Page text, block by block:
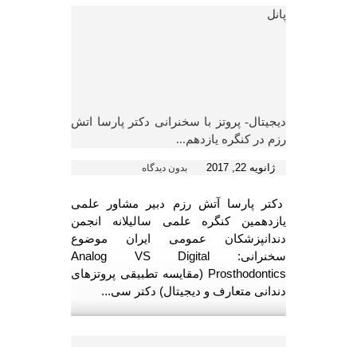
پانل
دیجیتال- پروتز با سخنرانی دکتر پارسا اتش
رزم در کنگره یازدهم...
ژانویه 22, 2017 بدون دیدگاه
دکتر پارسا آتش رزم دبیر مشاور علمی
یازدهمین کنگره علمی سالیلانه انجمن
دندانپزشکان عمومی ایران موضوع
سخنرانی: Analog VS Digital
Prosthodontics (مقایسه تطبیقی پروتزهای
دندانی متعارف و دیجیتال) دکتر سی...